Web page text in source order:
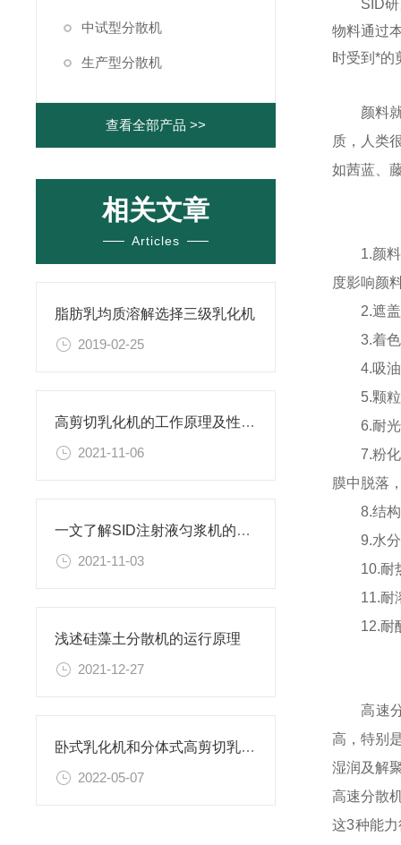
中试型分散机
生产型分散机
查看全部产品 >>
相关文章
Articles
脂肪乳均质溶解选择三级乳化机
2019-02-25
高剪切乳化机的工作原理及性能特点
2021-11-06
一文了解SID注射液匀浆机的性能特点
2021-11-03
浅述硅藻土分散机的运行原理
2021-12-27
卧式乳化机和分体式高剪切乳化机这两者的区别你知道吗？
2022-05-07
SID
物料通过
时受到*的
颜料
质，人类
如茜蓝、
1.颜
度影响颜
2.遮
3.着
4.吸
5.颗
6.耐
7.粉
膜中脱落
8.结
9.水
10.耐
11.耐
12.耐
高速
高，特别
湿润及解
高速分散
这3种能